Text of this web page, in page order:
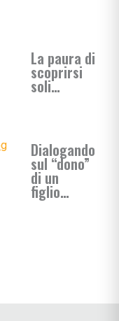
La paura di
scoprirsi
soli…
Dialogando
sul “dono”
di un
figlio…